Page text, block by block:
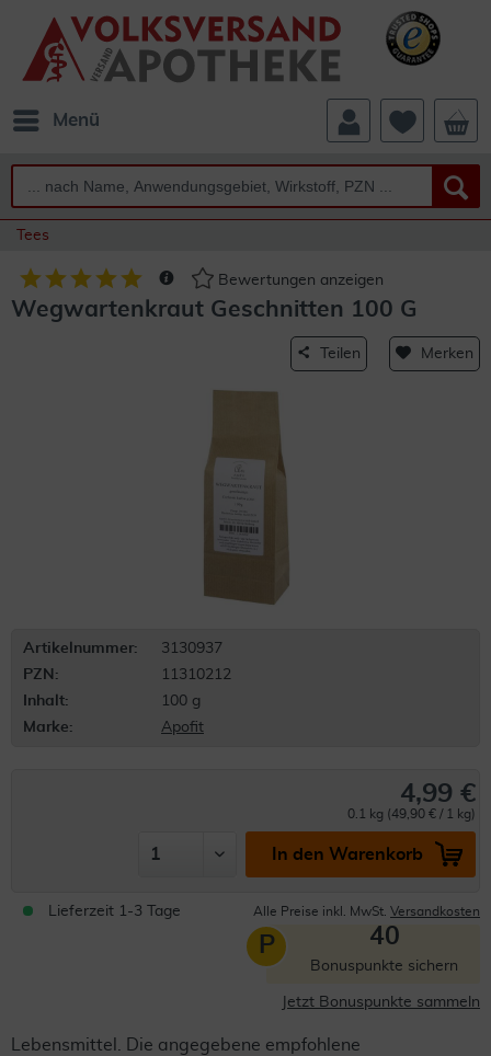
Menü
Tees
Bewertungen anzeigen
Wegwartenkraut Geschnitten 100 G
Teilen Merken
Artikelnummer:
3130937
PZN:
11310212
Inhalt:
100 g
Marke:
Apofit
4,99 €
0.1 kg (49,90 € / 1 kg)
In den Warenkorb
Lieferzeit 1-3 Tage Alle Preise inkl. MwSt. Versandkosten
P 40
Bonuspunkte sichern
Jetzt Bonuspunkte sammeln
Lebensmittel. Die angegebene empfohlene